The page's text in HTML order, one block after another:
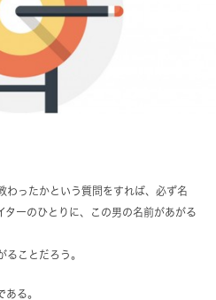
わったかという質問をすれば、必ず名
ターのひとりに、この男の名前があがる
ることだろう。
ある。